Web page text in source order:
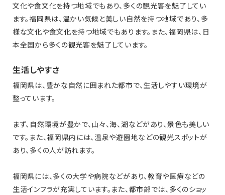
文化や食文化を持つ地域でもあり、多くの観光客を魅了してい
ます。福岡県は、温かい気候と美しい自然を持つ地域であり、多
様な文化や食文化を持つ地域でもあります。また、福岡県は、日
本全国から多くの観光客を魅了しています。
生活しやすさ
福岡県は、豊かな自然に囲まれた都市で、生活しやすい環境が
整っています。
まず、自然環境が豊かで、山々、海、湖などがあり、景色も美しい
です。また、福岡県内には、温泉や遊園地などの観光スポットが
あり、多くの人が訪れます。
福岡県には、多くの大学や病院などがあり、教育や医療などの
生活インフラが充実しています。また、都市部では、多くのショッ